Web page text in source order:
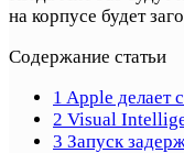
на корпусе будет
Содержание статьи
1 Apple делает
2 Visual
3 Запуск